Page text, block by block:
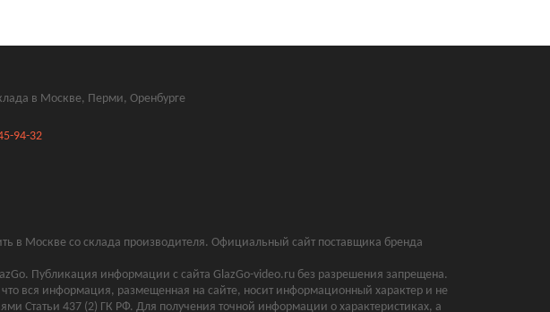
в Москве, Перми, Оренбурге
94-32
в Москве со склада производителя. Официальный сайт поставщика бренда
Публикация информации с сайта GlazGo-video.ru без разрешения запрещена.
вся информация, размещенная на сайте, носит информационный характер и не
Статьи 437 (2) ГК РФ. Для получения точной информации о характеристиках, а